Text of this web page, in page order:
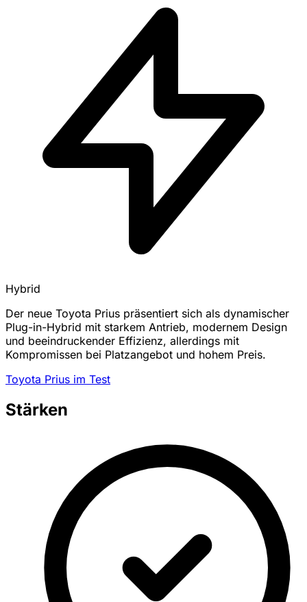
Hybrid
Der neue Toyota Prius präsentiert sich als dynamischer
Plug-in-Hybrid mit starkem Antrieb, modernem Design
und beeindruckender Effizienz, allerdings mit
Kompromissen bei Platzangebot und hohem Preis.
Toyota Prius im Test
Stärken